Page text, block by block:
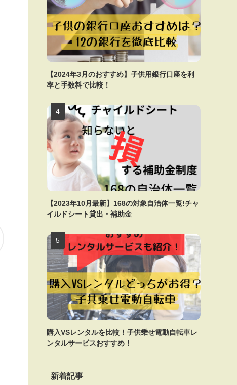
【2024年3月のおすすめ】子供用銀行口座を利
率と手数料で比較！
【2023年10月最新】168の対象自治体一覧!チャ
イルドシート貸出・補助金
購入VSレンタルを比較！子供乗せ電動自転車レ
ンタルサービスおすすめ！
新着記事